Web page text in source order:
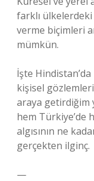
farklı
verme biçimleri
mümkün.
İşte
kişisel
araya getirdiğim
hem Türkiye’de
algısının ne
gerçekten ilginç.
—